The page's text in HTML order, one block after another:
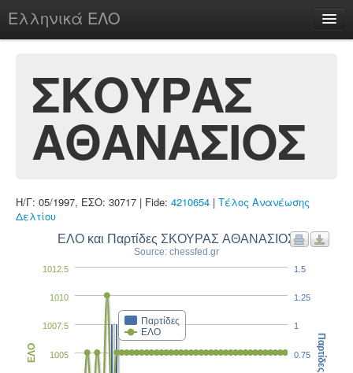
Ελληνικά ΕΛΟ
chesstu.be @ discord
Login
ΣΚΟΥΡΑΣ
ΑΘΑΝΑΣΙΟΣ
Η/Γ: 05/1997, ΕΣΟ: 30717 | Fide: 4210654 | Τέλος Ανανέωσης
Δελτίου
ΕΛΟ και Παρτίδες ΣΚΟΥΡΑΣ ΑΘΑΝΑΣΙΟΣ
Source: chessfed.gr
Παρτίδες
ΕΛΟ
1005
1007.5
1010
1012.5
ΕΛΟ 0.75
1
1.25
1.5
Παρτίδες